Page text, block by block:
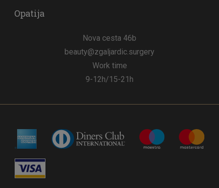
Opatija
Nova cesta 46b
beauty@zgaljardic.surgery
Work time
9-12h/15-21h